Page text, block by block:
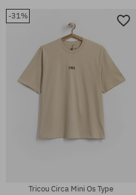
-31%
Tricou Circa Mini Os Type